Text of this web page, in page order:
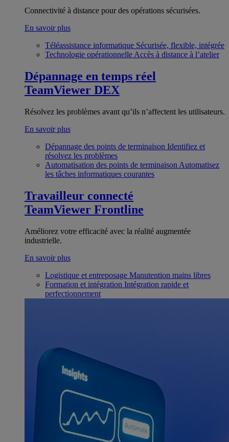
Connectivité à distance pour des opérations sécurisées.
En savoir plus
Téléassistance informatique Sécurisée, flexible, intégrée
Technologie opérationnelle Accès à distance à l’atelier
Dépannage en temps réel
TeamViewer DEX
Résolvez les problèmes avant qu’ils n’affectent les utilisateurs.
En savoir plus
Dépannage des points de terminaison Identifiez et
résolvez les problèmes
Automatisation des points de terminaison Automatisez
les tâches informatiques courantes
Travailleur connecté
TeamViewer Frontline
Améliorez votre efficacité avec la réalité augmentée
industrielle.
En savoir plus
Logistique et entreposage Manutention mains libres
Formation et intégration Intégration rapide et
perfectionnement